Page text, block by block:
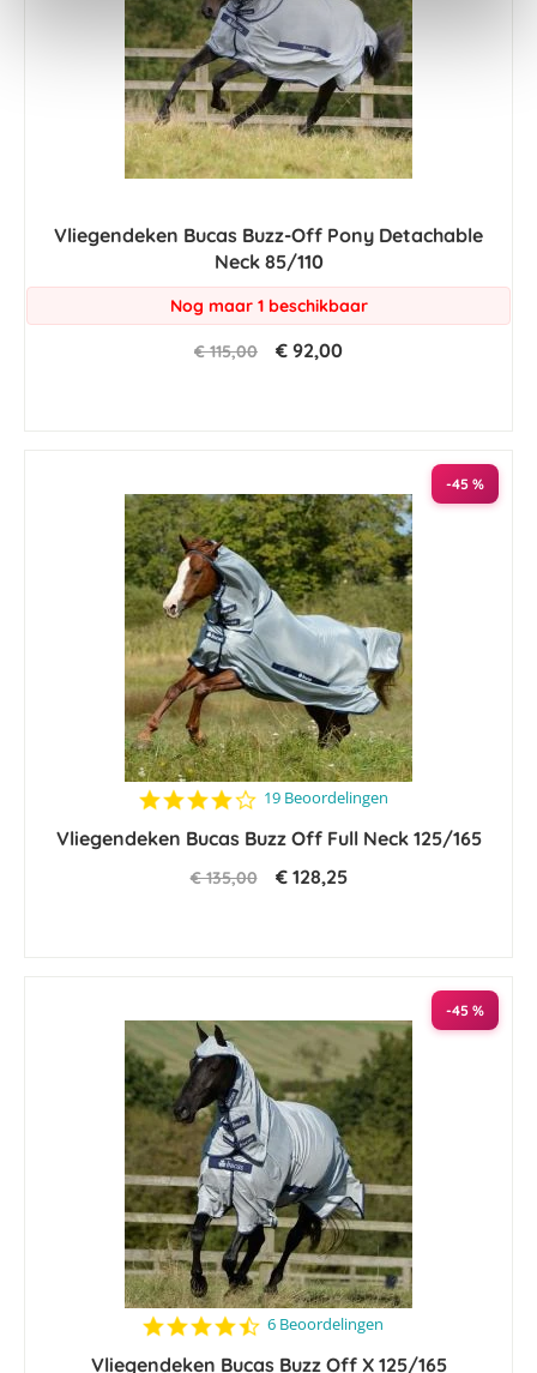
Vliegendeken Bucas Buzz-Off Pony Detachable
Neck 85/110
Nog maar 1 beschikbaar
€ 115,00 € 92,00
-45 %
4.1
rating
19 Beoordelingen
Vliegendeken Bucas Buzz Off Full Neck 125/165
€ 135,00 € 128,25
-45 %
4.3
rating
6 Beoordelingen
Vliegendeken Bucas Buzz Off X 125/165